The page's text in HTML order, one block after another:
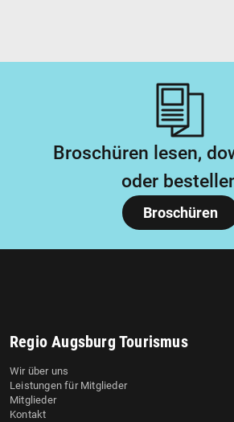
Broschüren lesen,
oder
Broschüren
Regio Augsburg Tourismus
Wir über uns
Leistungen für Mitglieder
Mitglieder
Kontakt